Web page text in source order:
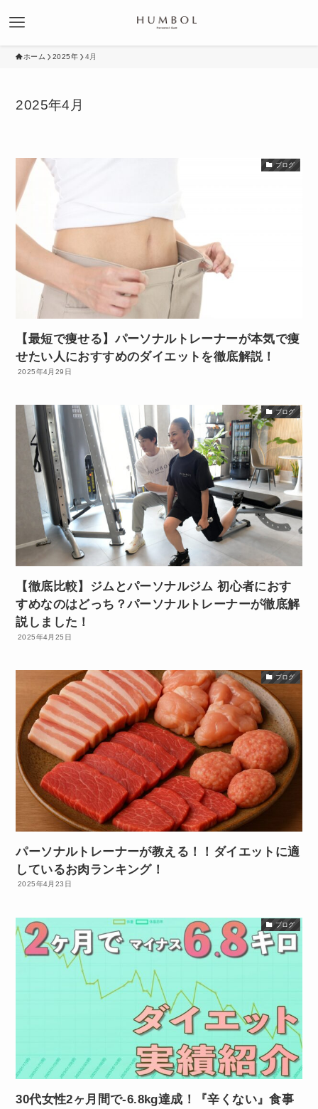
ホーム 2025年 4月
2025年4月
ブログ
【最短で痩せる】パーソナルトレーナーが本気で痩
せたい人におすすめのダイエットを徹底解説！
2025年4月29日
ブログ
【徹底比較】ジムとパーソナルジム 初心者におす
すめなのはどっち？パーソナルトレーナーが徹底解
説しました！
2025年4月25日
ブログ
パーソナルトレーナーが教える！！ダイエットに適
しているお肉ランキング！
2025年4月23日
ブログ
30代女性2ヶ月間で-6.8kg達成！『辛くない』食事